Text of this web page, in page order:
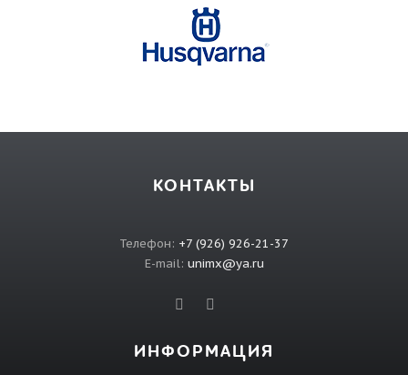
КОНТАКТЫ
Телефон: +7 (926) 926-21-37
E-mail: unimx@ya.ru
ИНФОРМАЦИЯ